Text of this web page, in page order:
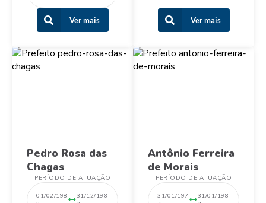
Ver mais Ver mais
Pedro Rosa das
Chagas
PERÍODO DE ATUAÇÃO
01/02/198
31/12/198
Antônio Ferreira
de Morais
PERÍODO DE ATUAÇÃO
31/01/197
31/01/198